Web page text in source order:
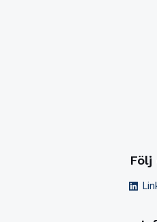
Följ